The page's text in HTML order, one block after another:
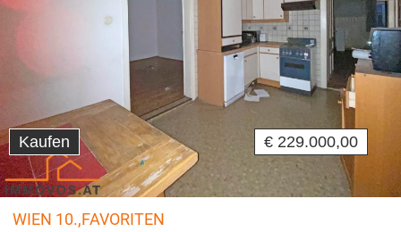
Kaufen € 229.000,00
WIEN 10.,FAVORITEN